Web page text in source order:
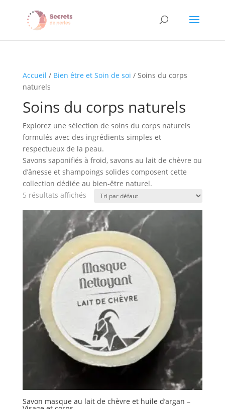
Accueil / Bien être et Soin de soi / Soins du corps
naturels
Soins du corps naturels
Explorez une sélection de soins du corps naturels
formulés avec des ingrédients simples et
respectueux de la peau.
Savons saponifiés à froid, savons au lait de chèvre ou
d’ânesse et shampoings solides composent cette
collection dédiée au bien-être naturel.
5 résultats affichés
Savon masque au lait de chèvre et huile d’argan –